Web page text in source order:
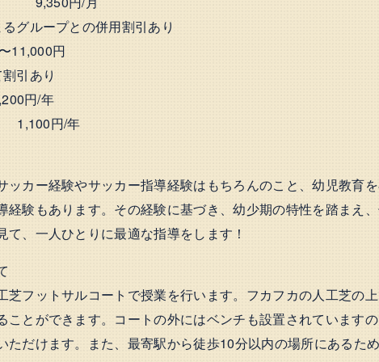
グループとの併用割引あり
円
引あり
円/年
1,100円/年
ッカー経験やサッカー指導経験はもちろんのこと、幼児教育
経験もあります。その経験に基づき、幼少期の特性を踏まえ
て、一人ひとりに最適な指導をします！
芝フットサルコートで授業を行います。フカフカの人工芝の
ことができます。コートの外にはベンチも設置されています
ただけます。また、最寄駅から徒歩10分以内の場所にあるた